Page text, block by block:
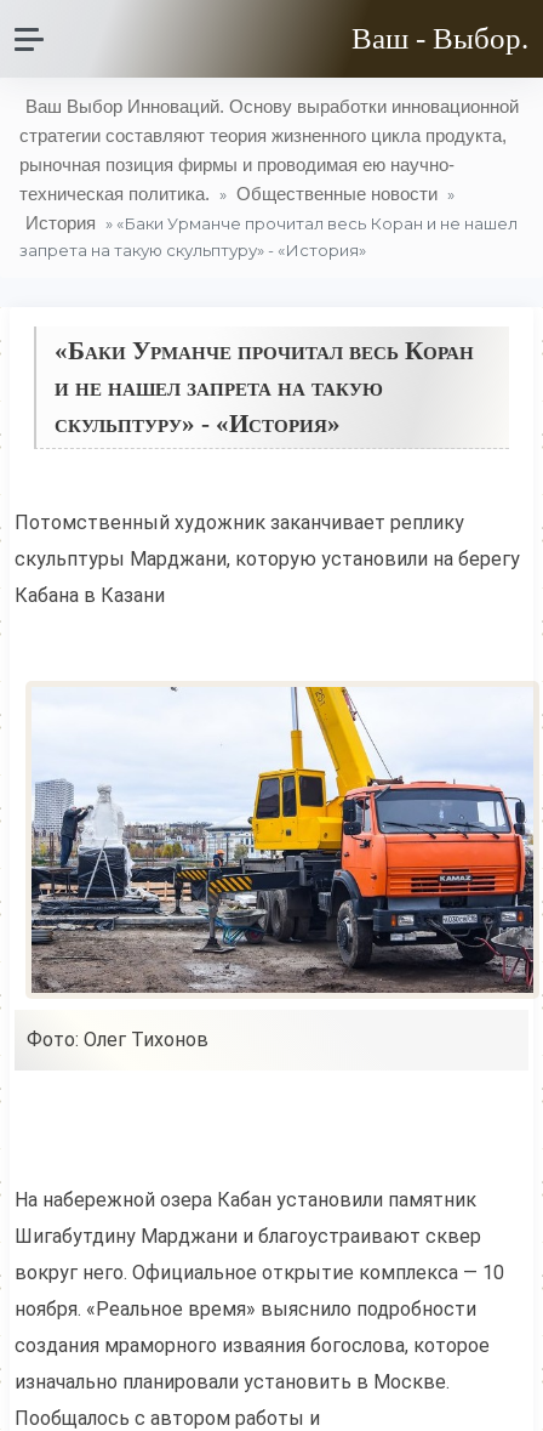
Ваш - Выбор.
Ваш Выбор Инноваций. Основу выработки инновационной
стратегии составляют теория жизненного цикла продукта,
рыночная позиция фирмы и проводимая ею научно-
техническая политика. » Общественные новости »
История » «Баки Урманче прочитал весь Коран и не нашел
запрета на такую скульптуру» - «История»
«Баки Урманче прочитал весь Коран
и не нашел запрета на такую
скульптуру» - «История»
Потомственный художник заканчивает реплику
скульптуры Марджани, которую установили на берегу
Кабана в Казани
Фото: Олег Тихонов
На набережной озера Кабан установили памятник
Шигабутдину Марджани и благоустраивают сквер
вокруг него. Официальное открытие комплекса — 10
ноября. «Реальное время» выяснило подробности
создания мраморного изваяния богослова, которое
изначально планировали установить в Москве.
Пообщалось с автором работы и